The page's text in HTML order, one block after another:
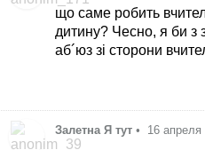
що саме робить
дитину? Чесно, я би з
аб´юз зі сторони
Залетна Я тут • 16 апреля